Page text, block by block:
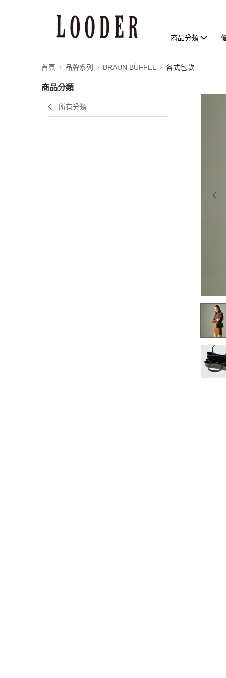
商品分類
首頁 品牌系列 BRAUN BÜFFEL 各式包款
商品分類
所有分類